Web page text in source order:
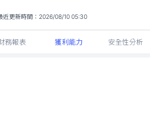
近更新時間： 2026/08/10 05:30
務報表 獲利能力 安全性分析